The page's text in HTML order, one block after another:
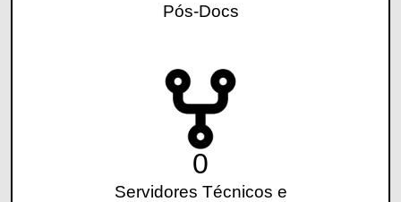
Pós-Docs
0
Servidores Técnicos e